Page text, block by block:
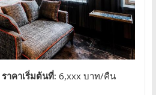
ราคาเริ่มต้นที่: 6,xxx บาท/คืน